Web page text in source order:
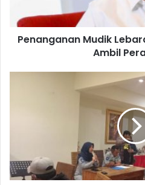
Aktif
Penanganan Mudik
Ambil
Gelar
Mudik